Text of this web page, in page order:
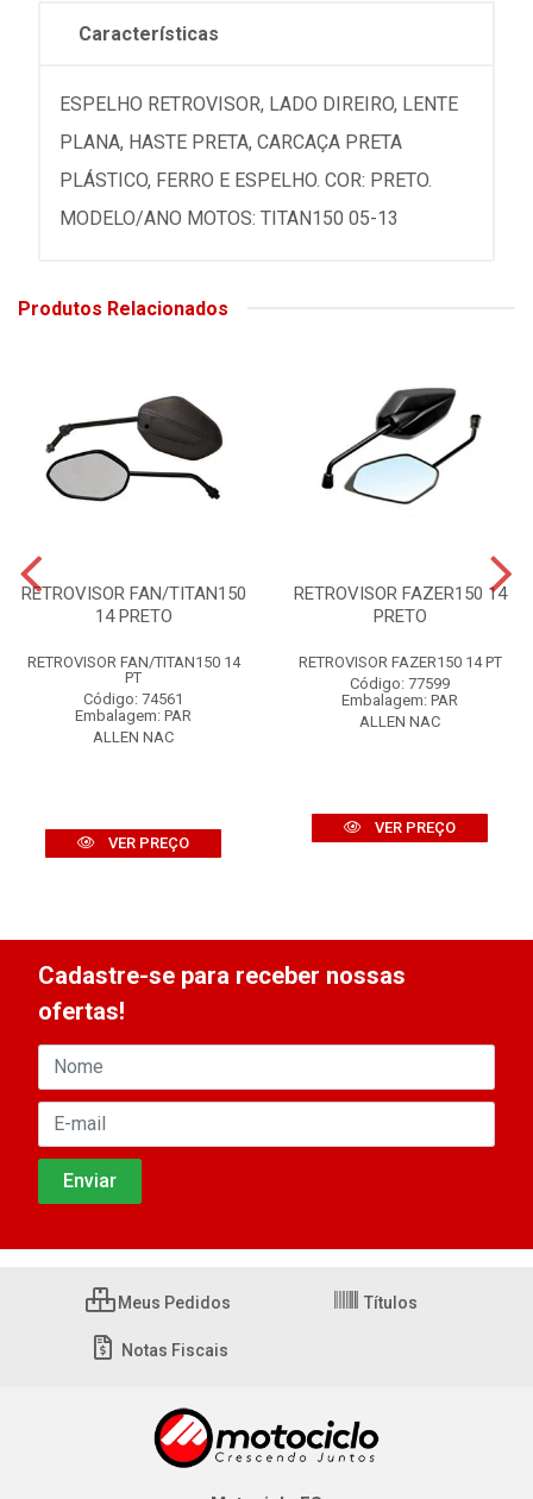
Características
ESPELHO RETROVISOR, LADO DIREIRO, LENTE
PLANA, HASTE PRETA, CARCAÇA PRETA
PLÁSTICO, FERRO E ESPELHO. COR: PRETO.
MODELO/ANO MOTOS: TITAN150 05-13
Produtos Relacionados
RETROVISOR FAN/TITAN150
14 PRETO
RETROVISOR FAN/TITAN150 14
PT
Código: 74561
Embalagem: PAR
ALLEN NAC
VER PREÇO
RETROVISOR FAZER150 14
PRETO
RETROVISOR FAZER150 14 PT
Código: 77599
Embalagem: PAR
ALLEN NAC
VER PREÇO
Cadastre-se para receber nossas
ofertas!
Meus Pedidos Títulos
Notas Fiscais